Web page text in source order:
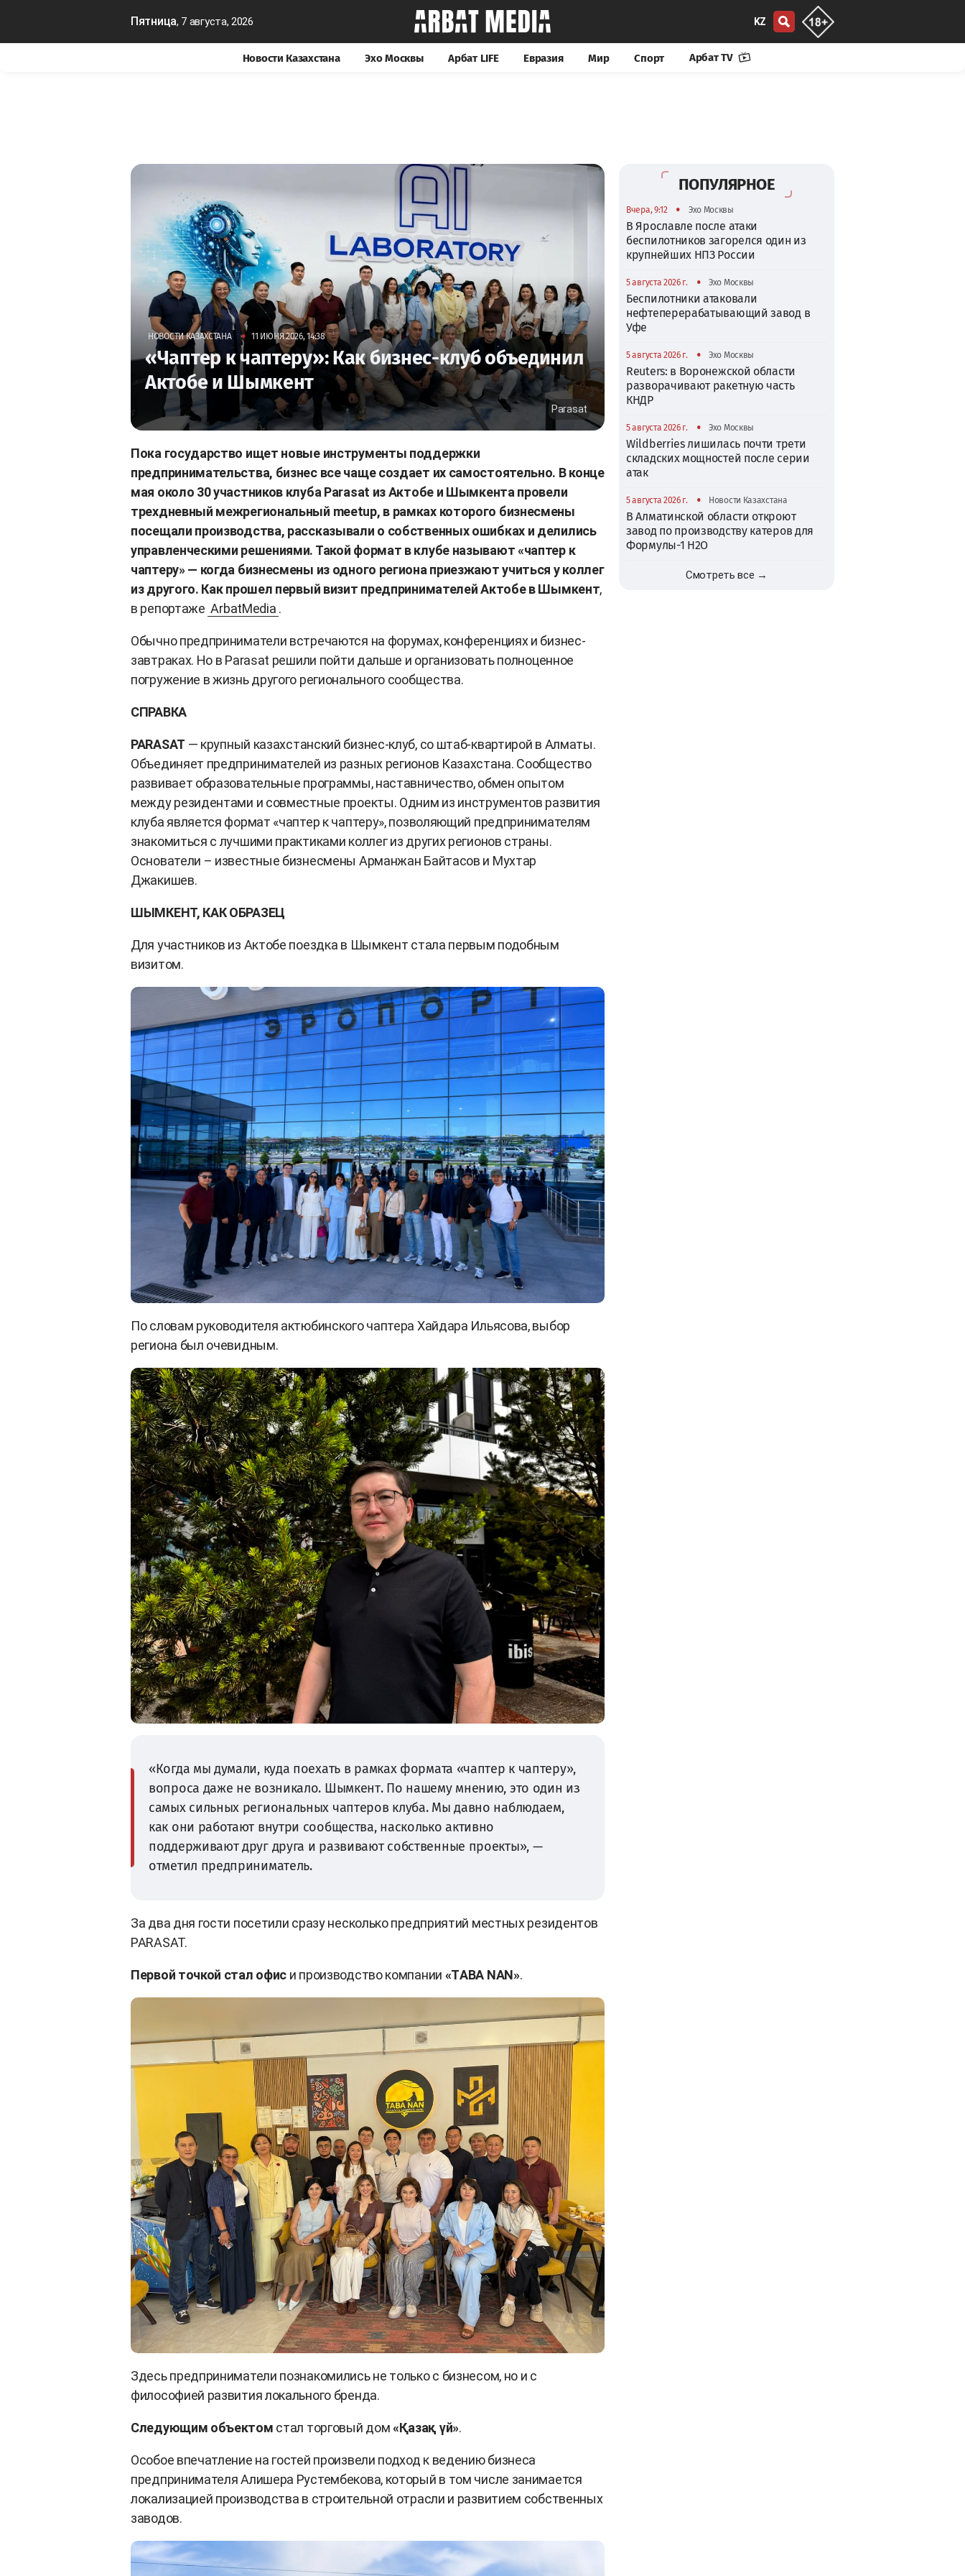
Пятница, 7 августа, 2026 KZ
Новости Казахстана Эхо Москвы Арбат LIFE Евразия Мир Спорт Арбат TV
Parasat
НОВОСТИ КАЗАХСТАНА • 11 ИЮНЯ 2026, 14:38
«Чаптер к чаптеру»: Как бизнес-клуб объединил
Актобе и Шымкент
Пока государство ищет новые инструменты поддержки
предпринимательства, бизнес все чаще создает их самостоятельно. В конце
мая около 30 участников клуба Parasat из Актобе и Шымкента провели
трехдневный межрегиональный meetup, в рамках которого бизнесмены
посещали производства, рассказывали о собственных ошибках и делились
управленческими решениями. Такой формат в клубе называют «чаптер к
чаптеру» — когда бизнесмены из одного региона приезжают учиться у коллег
из другого. Как прошел первый визит предпринимателей Актобе в Шымкент,
в репортаже ArbatMedia .
Обычно предприниматели встречаются на форумах, конференциях и бизнес-
завтраках. Но в Parasat решили пойти дальше и организовать полноценное
погружение в жизнь другого регионального сообщества.
СПРАВКА
PARASAT — крупный казахстанский бизнес-клуб, со штаб-квартирой в Алматы.
Объединяет предпринимателей из разных регионов Казахстана. Сообщество
развивает образовательные программы, наставничество, обмен опытом
между резидентами и совместные проекты. Одним из инструментов развития
клуба является формат «чаптер к чаптеру», позволяющий предпринимателям
знакомиться с лучшими практиками коллег из других регионов страны.
Основатели – известные бизнесмены Арманжан Байтасов и Мухтар
Джакишев.
ШЫМКЕНТ, КАК ОБРАЗЕЦ
Для участников из Актобе поездка в Шымкент стала первым подобным
визитом.
По словам руководителя актюбинского чаптера Хайдара Ильясова, выбор
региона был очевидным.
«Когда мы думали, куда поехать в рамках формата «чаптер к чаптеру»,
вопроса даже не возникало. Шымкент. По нашему мнению, это один из
самых сильных региональных чаптеров клуба. Мы давно наблюдаем,
как они работают внутри сообщества, насколько активно
поддерживают друг друга и развивают собственные проекты», —
отметил предприниматель.
За два дня гости посетили сразу несколько предприятий местных резидентов
PARASAT.
Первой точкой стал офис и производство компании «ТABA NAN».
Здесь предприниматели познакомились не только с бизнесом, но и с
философией развития локального бренда.
Следующим объектом стал торговый дом«Қазақ үй».
Особое впечатление на гостей произвели подход к ведению бизнеса
предпринимателя Алишера Рустембекова, который в том числе занимается
локализацией производства в строительной отрасли и развитием собственных
заводов.
ПОПУЛЯРНОЕ
Вчера, 9:12 • Эхо Москвы
В Ярославле после атаки
беспилотников загорелся один из
крупнейших НПЗ России
5 августа 2026 г. • Эхо Москвы
Беспилотники атаковали
нефтеперерабатывающий завод в
Уфе
5 августа 2026 г. • Эхо Москвы
Reuters: в Воронежской области
разворачивают ракетную часть
КНДР
5 августа 2026 г. • Эхо Москвы
Wildberries лишилась почти трети
складских мощностей после серии
атак
5 августа 2026 г. • Новости Казахстана
В Алматинской области откроют
завод по производству катеров для
Формулы-1 H2O
Смотреть все →